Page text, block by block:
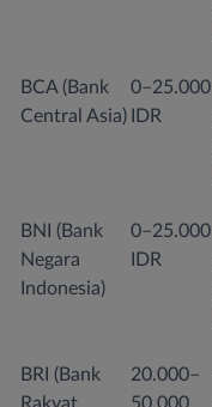
BCA (Bank
Central Asia)
0–25.000
IDR
BNI (Bank
Negara
Indonesia)
0–25.000
IDR
BRI (Bank
20.000–